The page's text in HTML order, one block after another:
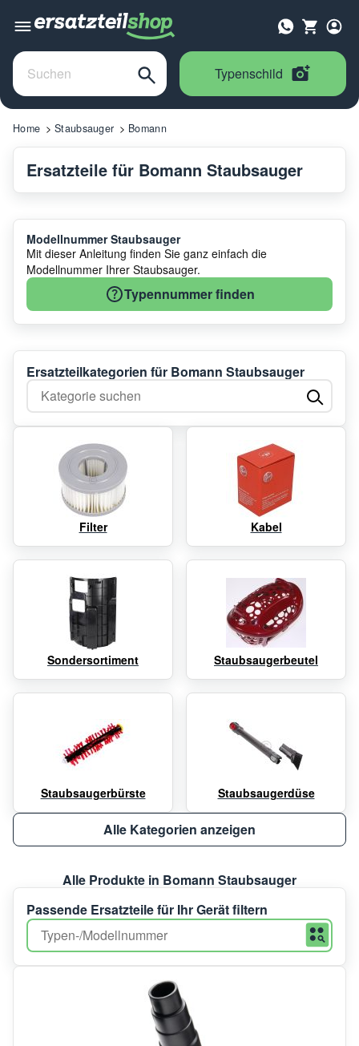
Typenschild
Home Staubsauger Bomann
Ersatzteile für Bomann Staubsauger
Modellnummer Staubsauger
Mit dieser Anleitung finden Sie ganz einfach die
Modellnummer Ihrer Staubsauger.
Typennummer finden
Ersatzteilkategorien für Bomann Staubsauger
Kategorie suchen
Filter Kabel
Sondersortiment Staubsaugerbeutel
Staubsaugerbürste Staubsaugerdüse
Alle Kategorien anzeigen
Alle Produkte in Bomann Staubsauger
Passende Ersatzteile für Ihr Gerät filtern